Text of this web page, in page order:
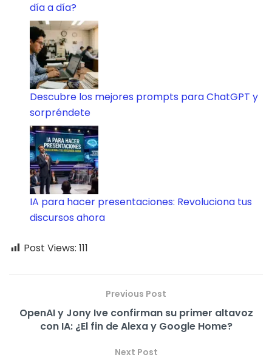
día a día?
Descubre los mejores prompts para ChatGPT y
sorpréndete
IA para hacer presentaciones: Revoluciona tus
discursos ahora
Post Views: 111
Previous Post
OpenAI y Jony Ive confirman su primer altavoz
con IA: ¿El fin de Alexa y Google Home?
Next Post